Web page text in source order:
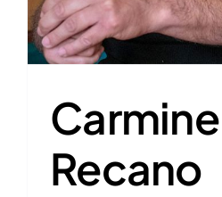
Carmine
Recano